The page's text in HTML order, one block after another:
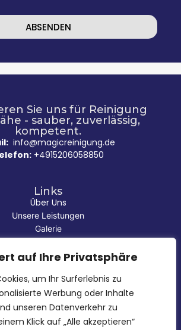
auf Ihre Privatsphäre
um Ihr Surferlebnis zu
Werbung oder Inhalte
unseren Datenverkehr zu
Klick auf „Alle akzeptieren“
ABSENDEN
Sie uns für Reinigung
- sauber, zuverlässig,
kompetent.
info@magicreinigung.de
+4915206058850
Links
Über Uns
Unsere Leistungen
Galerie
gestellte Fragen (FAQ)
Datenschutz